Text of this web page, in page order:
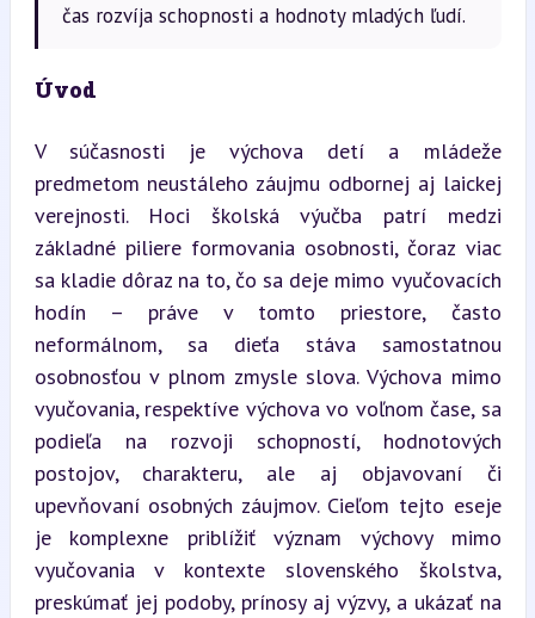
čas rozvíja schopnosti a hodnoty mladých ľudí.
Úvod
V súčasnosti je výchova detí a mládeže
predmetom neustáleho záujmu odbornej aj laickej
verejnosti. Hoci školská výučba patrí medzi
základné piliere formovania osobnosti, čoraz viac
sa kladie dôraz na to, čo sa deje mimo vyučovacích
hodín – práve v tomto priestore, často
neformálnom, sa dieťa stáva samostatnou
osobnosťou v plnom zmysle slova. Výchova mimo
vyučovania, respektíve výchova vo voľnom čase, sa
podieľa na rozvoji schopností, hodnotových
postojov, charakteru, ale aj objavovaní či
upevňovaní osobných záujmov. Cieľom tejto eseje
je komplexne priblížiť význam výchovy mimo
vyučovania v kontexte slovenského školstva,
preskúmať jej podoby, prínosy aj výzvy, a ukázať na